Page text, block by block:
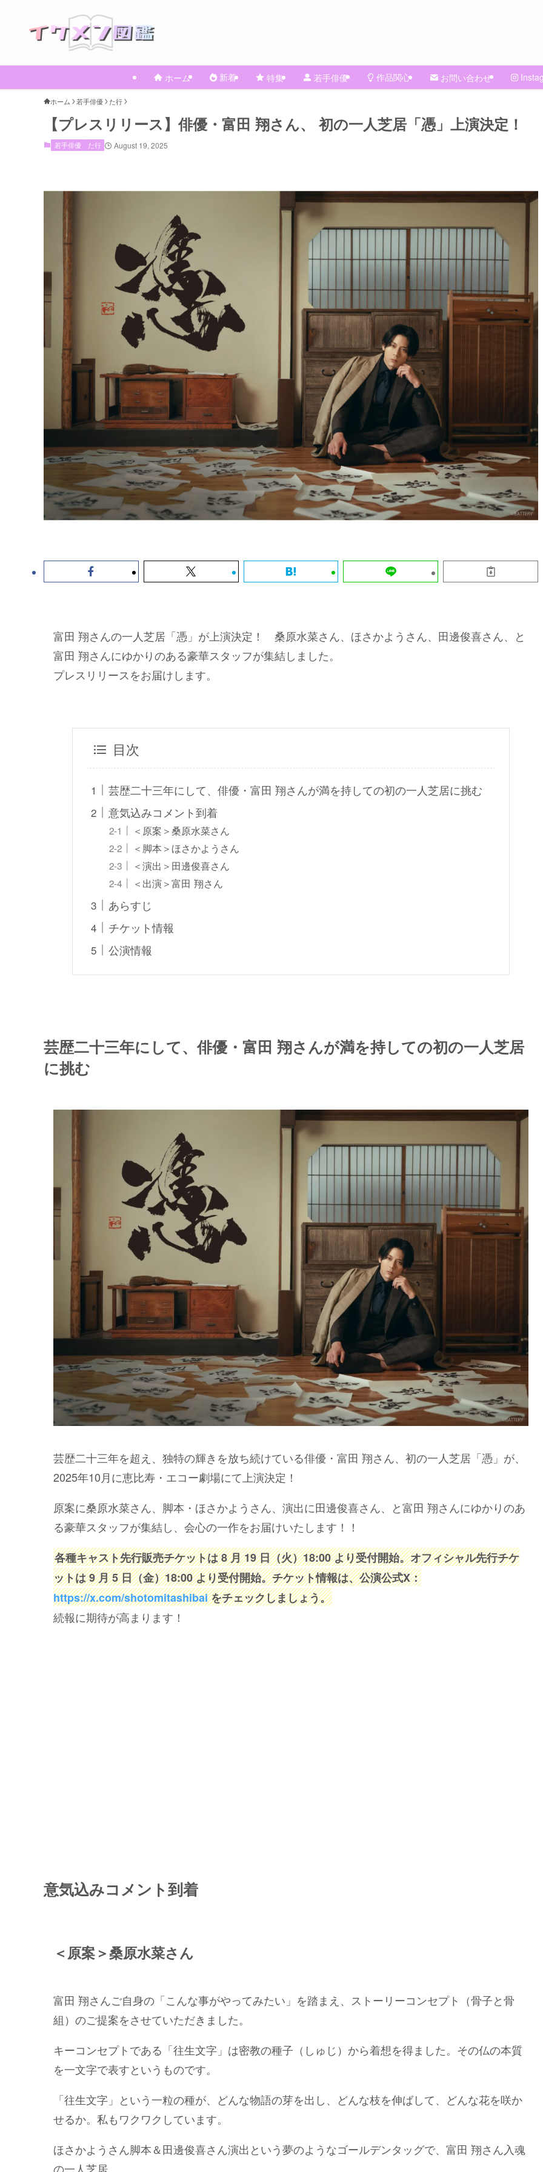
ホーム 新着 特集 若手俳優 作品関心 お問い合わせ
ホーム 若手俳優 た行
【プレスリリース】俳優・富田 翔さん、 初の一人芝居「憑」上演決定！
若手俳優 た行 August 19, 2025
富田 翔さんの一人芝居「憑」が上演決定！ 桑原水菜さん、ほさかようさん、田邊俊喜さん、と
富田 翔さんにゆかりのある豪華スタッフが集結しました。
プレスリリースをお届けします。
目次
芸歴二十三年にして、俳優・富田 翔さんが満を持しての初の一人芝居に挑む
意気込みコメント到着
＜原案＞桑原水菜さん
＜脚本＞ほさかようさん
＜演出＞田邊俊喜さん
＜出演＞富田 翔さん
あらすじ
チケット情報
公演情報
芸歴二十三年にして、俳優・富田 翔さんが満を持しての初の一人芝居
に挑む
芸歴二十三年を超え、独特の輝きを放ち続けている俳優・富田 翔さん、初の一人芝居「憑」が、
2025年10月に恵比寿・エコー劇場にて上演決定！
原案に桑原水菜さん、脚本・ほさかようさん、演出に田邊俊喜さん、と富田 翔さんにゆかりのあ
る豪華スタッフが集結し、会心の一作をお届けいたします！！
各種キャスト先行販売チケットは 8 月 19 日（火）18:00 より受付開始。オフィシャル先行チケ
ットは 9 月 5 日（金）18:00 より受付開始。チケット情報は、公演公式X：
https://x.com/shotomitashibaiをチェックしましょう。
続報に期待が高まります！
意気込みコメント到着
＜原案＞桑原水菜さん
富田 翔さんご自身の「こんな事がやってみたい」を踏まえ、ストーリーコンセプト（骨子と骨
組）のご提案をさせていただきました。
キーコンセプトである「往生文字」は密教の種子（しゅじ）から着想を得ました。その仏の本質
を一文字で表すというものです。
「往生文字」という一粒の種が、どんな物語の芽を出し、どんな枝を伸ばして、どんな花を咲か
せるか。私もワクワクしています。
ほさかようさん脚本＆田邊俊喜さん演出という夢のようなゴールデンタッグで、富田 翔さん入魂
の一人芝居。